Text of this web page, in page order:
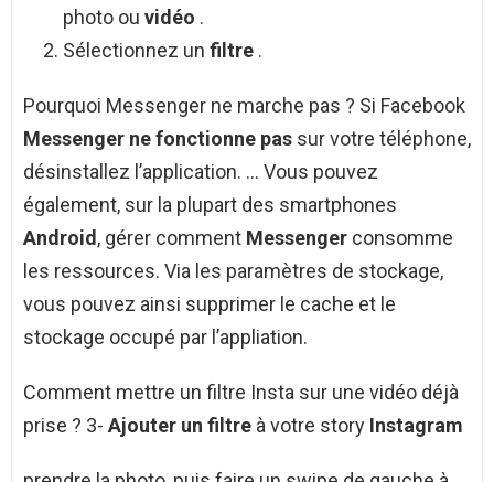
photo ou vidéo .
Sélectionnez un filtre .
Pourquoi Messenger ne marche pas ? Si Facebook
Messenger ne fonctionne pas sur votre téléphone,
désinstallez l’application. … Vous pouvez
également, sur la plupart des smartphones
Android, gérer comment Messenger consomme
les ressources. Via les paramètres de stockage,
vous pouvez ainsi supprimer le cache et le
stockage occupé par l’appliation.
Comment mettre un filtre Insta sur une vidéo déjà
prise ? 3- Ajouter un filtre à votre story Instagram